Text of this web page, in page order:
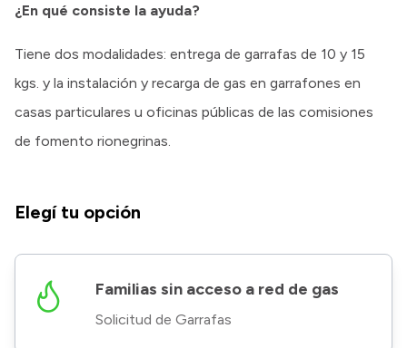
¿En qué consiste la ayuda?
Tiene dos modalidades: entrega de garrafas de 10 y 15
kgs. y la instalación y recarga de gas en garrafones en
casas particulares u oficinas públicas de las comisiones
de fomento rionegrinas.
Elegí tu opción
Familias sin acceso a red de gas
Solicitud de Garrafas